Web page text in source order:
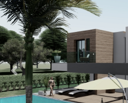
Previous